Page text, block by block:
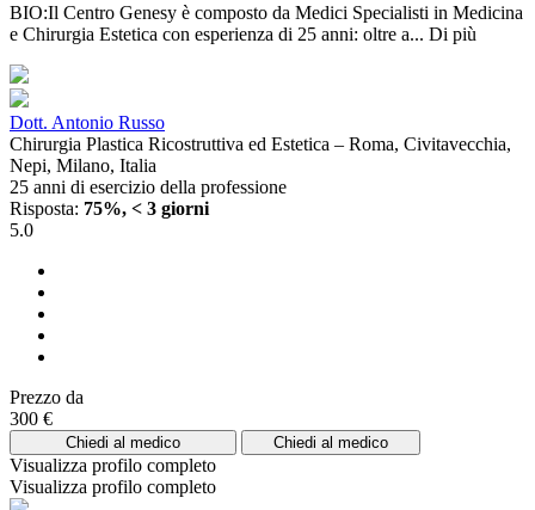
BIO:Il Centro Genesy è composto da Medici Specialisti in Medicina
e Chirurgia Estetica con esperienza di 25 anni: oltre a... Di più
Dott. Antonio Russo
Chirurgia Plastica Ricostruttiva ed Estetica – Roma, Civitavecchia,
Nepi, Milano, Italia
25 anni di esercizio della professione
Risposta: 75%, < 3 giorni
5.0
Prezzo da
300 €
Chiedi al medico Chiedi al medico
Visualizza profilo completo
Visualizza profilo completo